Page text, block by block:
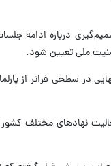
درباره ادامه
ملی تعیین شود.
در سطحی فراتر از
نهادهای مختلف